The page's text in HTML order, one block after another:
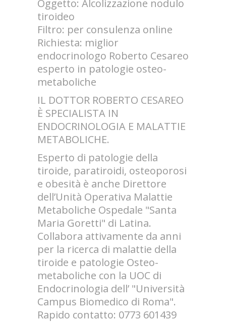
Oggetto: Alcolizzazione nodulo
tiroideo
Filtro: per consulenza online
Richiesta: miglior
endocrinologo Roberto Cesareo
esperto in patologie osteo-
metaboliche
IL DOTTOR ROBERTO CESAREO
È SPECIALISTA IN
ENDOCRINOLOGIA E MALATTIE
METABOLICHE.
Esperto di patologie della
tiroide, paratiroidi, osteoporosi
e obesità è anche Direttore
dell’Unità Operativa Malattie
Metaboliche Ospedale "Santa
Maria Goretti" di Latina.
Collabora attivamente da anni
per la ricerca di malattie della
tiroide e patologie Osteo-
metaboliche con la UOC di
Endocrinologia dell’ "Università
Campus Biomedico di Roma".
Rapido contatto: 0773 601439